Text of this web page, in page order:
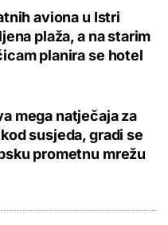
aviona u Istri
plaža, a na starim
planira se hotel
mega natječaja za
susjeda, gradi se
prometnu mrežu